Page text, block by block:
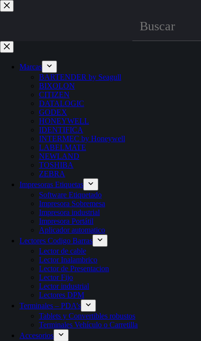
Marcas
BARTENDER by Seagull
BIXOLON
CITIZEN
DATALOGIC
GODEX
HONEYWELL
IDENTIFICA
INTERMEC by Honeywell
LABELMATE
NEWLAND
TOSHIBA
ZEBRA
Impresoras Etiquetas
Software Etiquetado
Impresora Sobremesa
Impresora industrial
Impresora Portátil
Aplicador automatico
Lectores Codigo Barras
Lector de cable
Lector Inalambrico
Lector de Presentacion
Lector Fijo
Lector industrial
Lectores DPM
Terminales – PDA’s
Tablets y Convertibles robustos
Terminales Vehículo o Carretilla
Accesorios